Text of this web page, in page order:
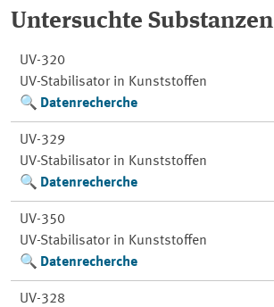
Untersuchte Substanzen
UV-320
UV-Stabilisator in Kunststoffen
Datenrecherche
UV-329
UV-Stabilisator in Kunststoffen
Datenrecherche
UV-350
UV-Stabilisator in Kunststoffen
Datenrecherche
UV-328